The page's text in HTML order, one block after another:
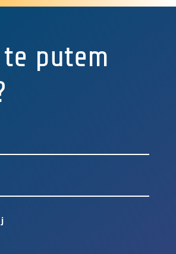
te putem